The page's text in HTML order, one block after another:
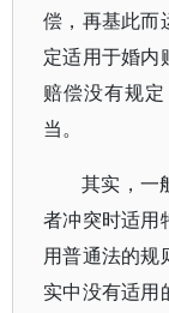
偿，再基此而
定适用于婚内
赔偿没有规
当。
其实，一
者冲突时适用
用普通法的规
实中没有适用